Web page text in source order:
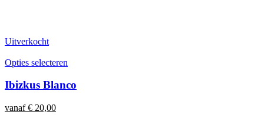
Uitverkocht
Opties selecteren
Ibizkus Blanco
vanaf€ 20,00